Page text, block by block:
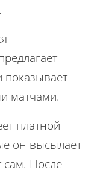
показывает
матчами.
платной
он высылает
сам. После